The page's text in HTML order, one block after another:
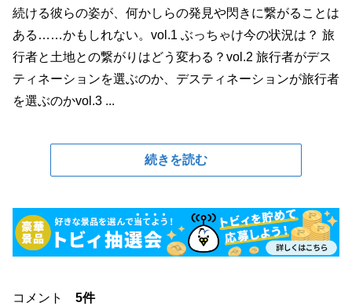
続ける彼らの姿が、何かしらの発見や閃きに繋がることは
ある……かもしれない。vol.1 ぶっちゃけ今の状況は？ 旅
行者と土地との繋がりはどう変わる？vol.2 旅行者がデス
ティネーションを選ぶのか、デスティネーションが旅行者
を選ぶのかvol.3 ...
続きを読む
コメント 5件